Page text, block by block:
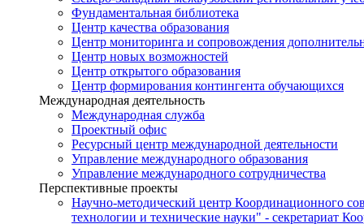
Фундаментальная библиотека
Центр качества образования
Центр мониторинга и сопровождения
Центр новых возможностей
Центр открытого образования
Центр формирования контингента обучающихся
Международная деятельность
Международная служба
Проектный офис
Ресурсный центр международной деятельности
Управление международного образования
Управление международного сотрудничества
Перспективные проекты
Научно-методический центр Координационного
технологии и технические науки" - секретариат